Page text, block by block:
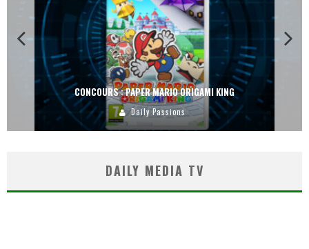
CONCOURS : DREAMS SUR PS4
Carlos Mühlig
DAILY MEDIA TV